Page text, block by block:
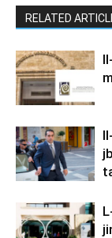
RELATED